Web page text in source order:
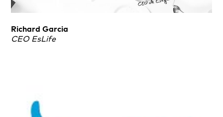
Richard Garcia
CEO EsLife